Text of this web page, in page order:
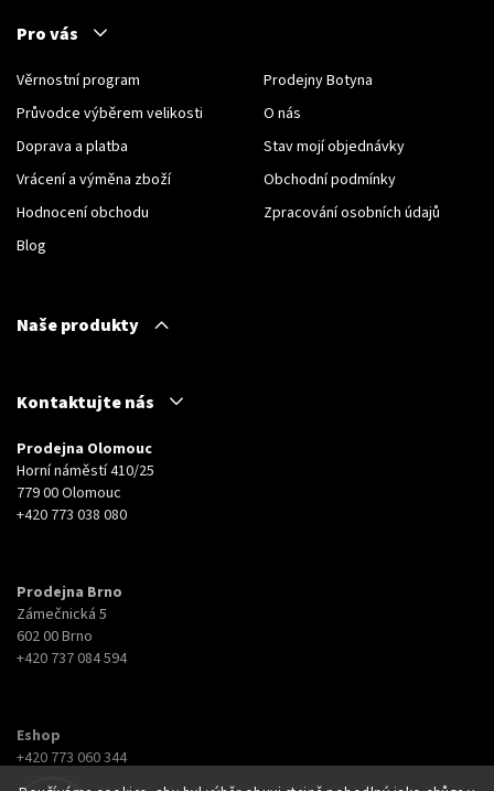
Pro vás
Věrnostní program
Průvodce výběrem velikosti
Doprava a platba
Vrácení a výměna zboží
Hodnocení obchodu
Blog
Prodejny Botyna
O nás
Stav mojí objednávky
Obchodní podmínky
Zpracování osobních údajů
Naše produkty
Kontaktujte nás
Prodejna Olomouc
Horní náměstí 410/25
779 00 Olomouc
+420 773 038 080
Prodejna Brno
Zámečnická 5
602 00 Brno
+420 737 084 594
Eshop
+420 773 060 344